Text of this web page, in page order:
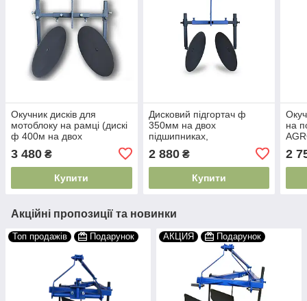
Окучник дисків для
мотоблоку на рамці (дискі
ф 400м на двох
3 480 ₴
Купити
Дисковий підгортач ф
350мм на двох
підшипниках,
мотоблока
2 880₴
Купити
на
2
Акційні пропозиції та новинки
Топ продажів Подарунок АКЦИЯ Подарунок